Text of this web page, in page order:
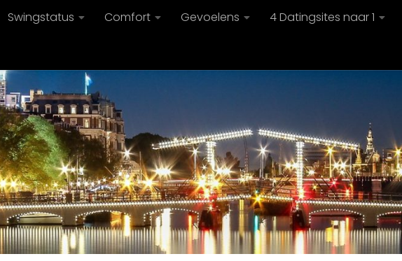
Swingstatus Comfort Gevoelens 4 Datingsites naar 1